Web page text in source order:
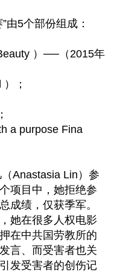
由5个部份组成：
）──（2015年
；
a purpose Fina
Anastasia Lin）参
项目中，她拒绝参
成绩，仅获季军。
她在很多人权电影
在中共国劳教所的
言、而受害者也关
发受害者的创伤记